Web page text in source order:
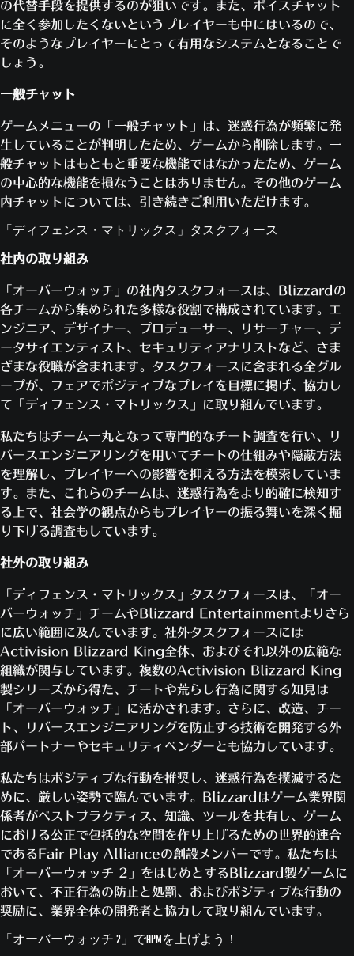
の代替手段を提供するのが狙いです。また、ボイスチャット
に全く参加したくないというプレイヤーも中にはいるので、
そのようなプレイヤーにとって有用なシステムとなることで
しょう。
一般チャット
ゲームメニューの「一般チャット」は、迷惑行為が頻繁に発
生していることが判明したため、ゲームから削除します。一
般チャットはもともと重要な機能ではなかったため、ゲーム
の中心的な機能を損なうことはありません。その他のゲーム
内チャットについては、引き続きご利用いただけます。
「ディフェンス・マトリックス」タスクフォース
社内の取り組み
「オーバーウォッチ」の社内タスクフォースは、Blizzardの
各チームから集められた多様な役割で構成されています。エ
ンジニア、デザイナー、プロデューサー、リサーチャー、デ
ータサイエンティスト、セキュリティアナリストなど、さま
ざまな役職が含まれます。タスクフォースに含まれる全グル
ープが、フェアでポジティブなプレイを目標に掲げ、協力し
て「ディフェンス・マトリックス」に取り組んでいます。
私たちはチーム一丸となって専門的なチート調査を行い、リ
バースエンジニアリングを用いてチートの仕組みや隠蔽方法
を理解し、プレイヤーへの影響を抑える方法を模索していま
す。また、これらのチームは、迷惑行為をより的確に検知す
る上で、社会学の観点からもプレイヤーの振る舞いを深く掘
り下げる調査もしています。
社外の取り組み
「ディフェンス・マトリックス」タスクフォースは、「オー
バーウォッチ」チームやBlizzard Entertainmentよりさら
に広い範囲に及んでいます。社外タスクフォースには
Activision Blizzard King全体、およびそれ以外の広範な
組織が関与しています。複数のActivision Blizzard King
製シリーズから得た、チートや荒らし行為に関する知見は
「オーバーウォッチ」に活かされます。さらに、改造、チー
ト、リバースエンジニアリングを防止する技術を開発する外
部パートナーやセキュリティベンダーとも協力しています。
私たちはポジティブな行動を推奨し、迷惑行為を撲滅するた
めに、厳しい姿勢で臨んでいます。Blizzardはゲーム業界関
係者がベストプラクティス、知識、ツールを共有し、ゲーム
における公正で包括的な空間を作り上げるための世界的連合
であるFair Play Allianceの創設メンバーです。私たちは
「オーバーウォッチ 2」をはじめとするBlizzard製ゲームに
おいて、不正行為の防止と処罰、およびポジティブな行動の
奨励に、業界全体の開発者と協力して取り組んでいます。
「オーバーウォッチ 2」でAPMを上げよう！